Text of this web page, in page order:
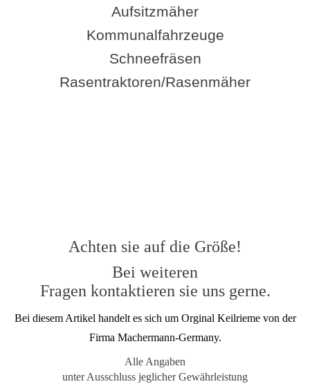
Aufsitzmäher
Kommunalfahrzeuge
Schneefräsen
Rasentraktoren/Rasenmäher
Achten sie auf die Größe!
Bei weiteren
Fragen kontaktieren sie uns gerne.
Bei diesem Artikel handelt es sich um Orginal Keilrieme von der
Firma Machermann-Germany.
Alle Angaben
unter Ausschluss jeglicher Gewährleistung